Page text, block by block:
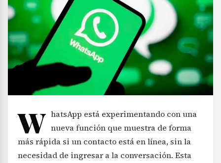
W hatsApp está experimentando con una
nueva función que muestra de forma
más rápida si un contacto está en línea, sin la
necesidad de ingresar a la conversación. Esta